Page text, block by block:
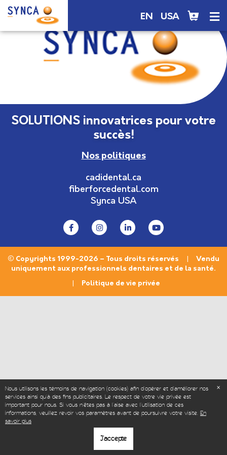
EN USA
SOLUTIONS innovatrices pour votre
succès!
Nos politiques
cadidental.ca
fiberforcedental.com
Synca USA
© Copyrights 1999-2026 – Tous droits réservés | Vendu
uniquement aux professionnels dentaires et de la santé.
Politique de vie privée
Nous utilisons les témoins de navigation (cookies) afin d'opérer et d’améliorer nos
services ainsi qu'à des fins publicitaires. Le respect de votre vie privée est
important pour nous. Si vous n'êtes pas à l'aise avec l'utilisation de ces
informations, veuillez revoir vos paramètres avant de poursuivre votre visite. En
savoir plus
J'accepte